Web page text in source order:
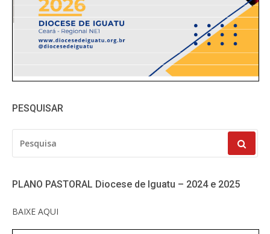
PESQUISAR
POR:
PLANO PASTORAL Diocese de Iguatu – 2024 e 2025
BAIXE AQUI